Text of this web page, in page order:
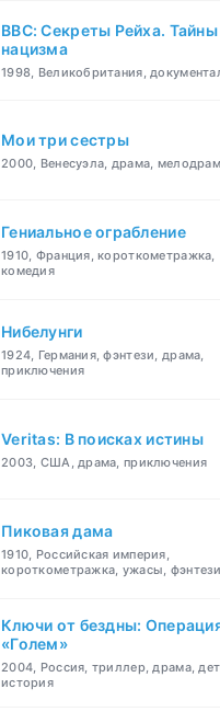
BBC: Секреты Рейха. Тайны
нацизма
1998, Великобритания,
Мои три сестры
2000, Венесуэла, драма,
Гениальное ограбление
1910, Франция, короткометражка,
комедия
Нибелунги
1924, Германия, фэнтези, драма,
приключения
Veritas: В поисках истины
2003, США, драма, приключения
Пиковая дама
1910, Российская империя,
короткометражка, ужасы, фэнтези,
Ключи от бездны:
«Голем»
2004, Россия, триллер, драма,
история